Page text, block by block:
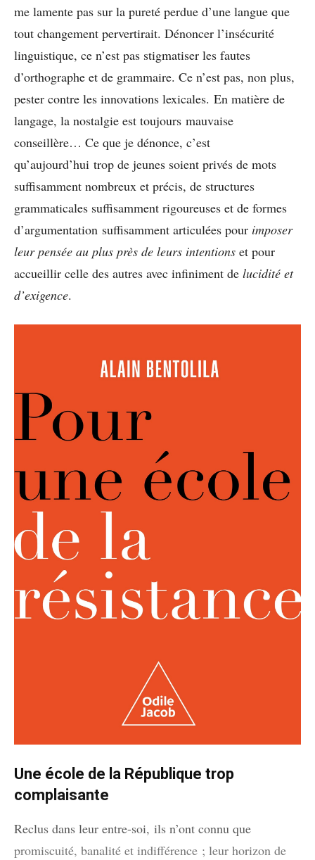
me lamente pas sur la pureté perdue d’une langue que
tout changement pervertirait. Dénoncer l’insécurité
linguistique, ce n’est pas stigmatiser les fautes
d’orthographe et de grammaire. Ce n’est pas, non plus,
pester contre les innovations lexicales. En matière de
langage, la nostalgie est toujours mauvaise
conseillère… Ce que je dénonce, c’est
qu’aujourd’hui trop de jeunes soient privés de mots
suffisamment nombreux et précis, de structures
grammaticales suffisamment rigoureuses et de formes
d’argumentation suffisamment articulées pour imposer
leur pensée au plus près de leurs intentions et pour
accueillir celle des autres avec infiniment de lucidité et
d’exigence.
Une école de la République trop
complaisante
Reclus dans leur entre-soi, ils n’ont connu que
promiscuité, banalité et indifférence ; leur horizon de